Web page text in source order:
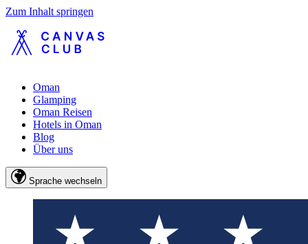
Zum Inhalt springen
Oman
Glamping
Oman Reisen
Hotels in Oman
Blog
Über uns
Sprache wechseln